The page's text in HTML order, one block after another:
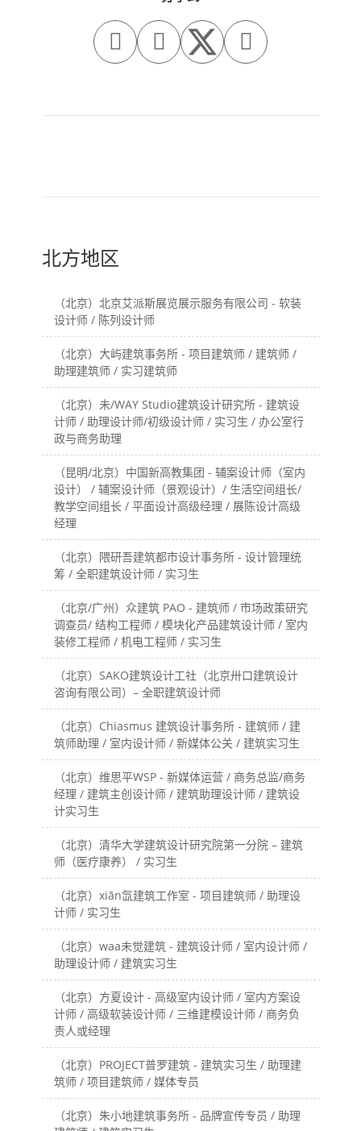
  
北方地区
（北京）北京艾派斯展览展示服务有限公司 - 软装
设计师 / 陈列设计师
（北京）大屿建筑事务所 - 项目建筑师 / 建筑师 /
助理建筑师 / 实习建筑师
（北京）未/WAY Studio建筑设计研究所 - 建筑设
计师 / 助理设计师/初级设计师 / 实习生 / 办公室行
政与商务助理
（昆明/北京）中国新高教集团 - 辅案设计师（室内
设计） / 辅案设计师（景观设计）/ 生活空间组长/
教学空间组长 / 平面设计高级经理 / 展陈设计高级
经理
（北京）隈研吾建筑都市设计事务所 - 设计管理统
筹 / 全职建筑设计师 / 实习生
（北京/广州）众建筑 PAO - 建筑师 / 市场政策研究
调查员/ 结构工程师 / 模块化产品建筑设计师 / 室内
装修工程师 / 机电工程师 / 实习生
（北京）SAKO建筑设计工社（北京卅口建筑设计
咨询有限公司）– 全职建筑设计师
（北京）Chiasmus 建筑设计事务所 - 建筑师 / 建
筑师助理 / 室内设计师 / 新媒体公关 / 建筑实习生
（北京）维思平WSP - 新媒体运营 / 商务总监/商务
经理 / 建筑主创设计师 / 建筑助理设计师 / 建筑设
计实习生
（北京）清华大学建筑设计研究院第一分院 – 建筑
师（医疗康养） / 实习生
（北京）xiān氙建筑工作室 - 项目建筑师 / 助理设
计师 / 实习生
（北京）waa未觉建筑 - 建筑设计师 / 室内设计师 /
助理设计师 / 建筑实习生
（北京）方夏设计 - 高级室内设计师 / 室内方案设
计师 / 高级软装设计师 / 三维建模设计师 / 商务负
责人或经理
（北京）PROJECT普罗建筑 - 建筑实习生 / 助理建
筑师 / 项目建筑师 / 媒体专员
（北京）朱小地建筑事务所 - 品牌宣传专员 / 助理